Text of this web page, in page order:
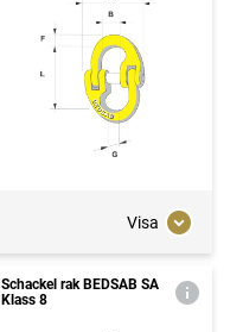
Visa
Schackel rak BEDSAB SA
Klass 8